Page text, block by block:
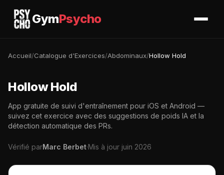
GymPsycho
Accueil/Catalogue d'Exercices/Abdominaux/Hollow Hold
Hollow Hold
App gratuite de suivi d'entraînement pour iOS et Android —
suivez cet exercice avec des suggestions de poids IA et la
détection automatique des PRs.
Vérifié parMarc Berbet·Mis à jour juin 2026